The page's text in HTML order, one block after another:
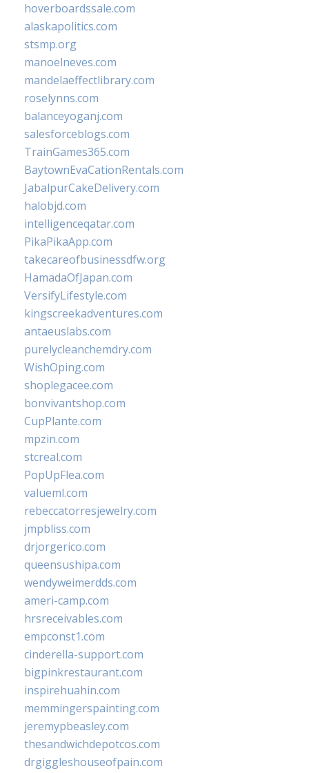
hoverboardssale.com
alaskapolitics.com
stsmp.org
manoelneves.com
mandelaeffectlibrary.com
roselynns.com
balanceyoganj.com
salesforceblogs.com
TrainGames365.com
BaytownEvaCationRentals.com
JabalpurCakeDelivery.com
halobjd.com
intelligenceqatar.com
PikaPikaApp.com
takecareofbusinessdfw.org
HamadaOfJapan.com
VersifyLifestyle.com
kingscreekadventures.com
antaeuslabs.com
purelycleanchemdry.com
WishOping.com
shoplegacee.com
bonvivantshop.com
CupPlante.com
mpzin.com
stcreal.com
PopUpFlea.com
valueml.com
rebeccatorresjewelry.com
jmpbliss.com
drjorgerico.com
queensushipa.com
wendyweimerdds.com
ameri-camp.com
hrsreceivables.com
empconst1.com
cinderella-support.com
bigpinkrestaurant.com
inspirehuahin.com
memmingerspainting.com
jeremypbeasley.com
thesandwichdepotcos.com
drgiggleshouseofpain.com